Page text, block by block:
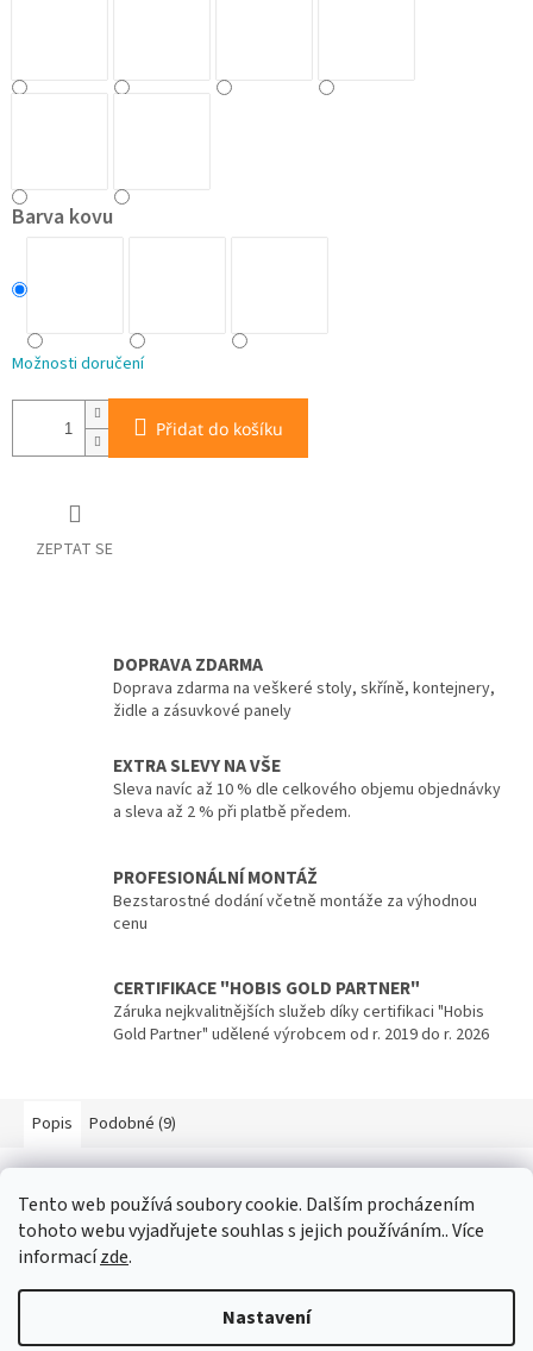
Tento web používá soubory cookie. Dalším procházením
tohoto webu vyjadřujete souhlas s jejich používáním.. Více
informacízde.
Nastavení
Barva kovu
Možnosti doručení
Přidat do košíku
ZEPTAT SE
DOPRAVA ZDARMA
Doprava zdarma na veškeré stoly, skříně, kontejnery,
židle a zásuvkové panely
EXTRA SLEVY NA VŠE
Sleva navíc až 10 % dle celkového objemu objednávky
a sleva až 2 % při platbě předem.
PROFESIONÁLNÍ MONTÁŽ
Bezstarostné dodání včetně montáže za výhodnou
cenu
CERTIFIKACE "HOBIS GOLD PARTNER"
Záruka nejkvalitnějších služeb díky certifikaci "Hobis
Gold Partner" udělené výrobcem od r. 2019 do r. 2026
Popis Podobné (9)
Vytvořil Shoptet